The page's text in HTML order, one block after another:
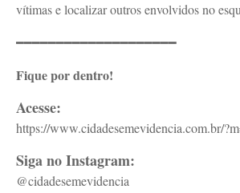
vítimas e localizar outros envolvidos no
━━━━━━━━━━━━━━━━━━━━
Fique por dentro!
Acesse:
https://www.cidadesemevidencia.com.br/
Siga no Instagram:
@cidadesemevidencia